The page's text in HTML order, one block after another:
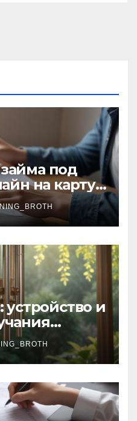
под
на карту
порядок,
устройство и